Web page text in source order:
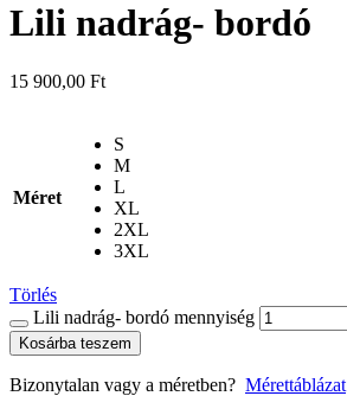
Lili nadrág- bordó
15 900,00 Ft
Méret
S
M
L
XL
2XL
3XL
Törlés
Lili nadrág- bordó mennyiség
Kosárba teszem
Bizonytalan vagy a méretben? Mérettáblázat